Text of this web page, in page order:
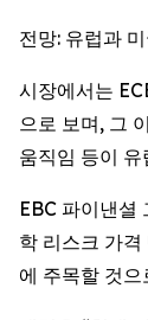
전망: 유럽과
시장에서는
으로 보며, 그
움직임 등이
EBC 파이낸셜
학 리스크 가
에 주목할 것